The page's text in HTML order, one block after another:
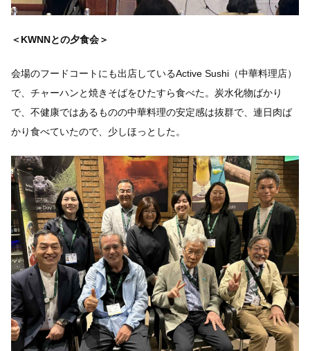
＜ KWNNとの夕食会＞
会場のフードコートにも出店しているActive Sushi（中華料理店）
で、チャーハンと焼きそばをひたすら食べた。炭水化物ばかり
で、不健康ではあるものの中華料理の安定感は抜群で、連日肉ば
かり食べていたので、少しほっとした。